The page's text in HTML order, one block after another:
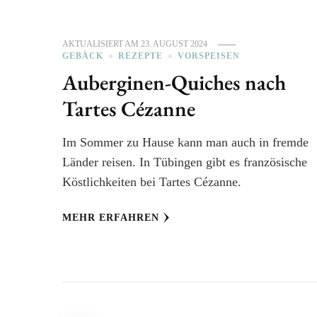
AKTUALISIERT AM 23. AUGUST 2024
GEBÄCK
REZEPTE VORSPEISEN
Auberginen-Quiches nach
Tartes Cézanne
Im Sommer zu Hause kann man auch in fremde
Länder reisen. In Tübingen gibt es französische
Köstlichkeiten bei Tartes Cézanne.
MEHR ERFAHREN